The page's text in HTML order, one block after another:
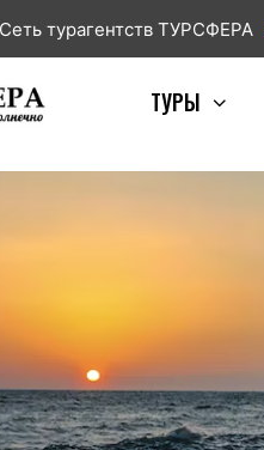
Сеть турагентств ТУРСФЕРА
ТУРЫ